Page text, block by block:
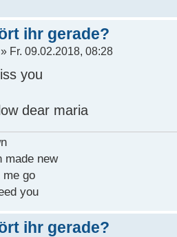
ihr gerade?
» Fr. 09.02.2018, 08:28
you
dear maria
made new
me go
you
ihr gerade?